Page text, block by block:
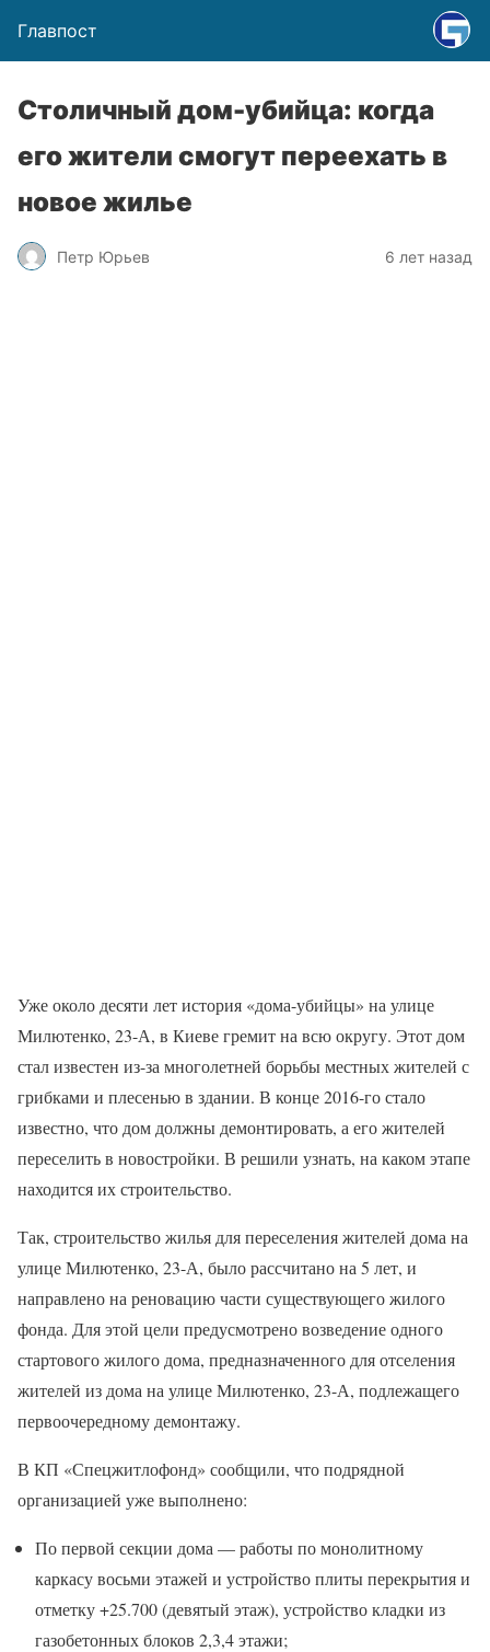
Главпост
Столичный дом-убийца: когда
его жители смогут переехать в
новое жилье
Петр Юрьев 6 лет назад
Уже около десяти лет история «дома-убийцы» на улице
Милютенко, 23-А, в Киеве гремит на всю округу. Этот дом
стал известен из-за многолетней борьбы местных жителей с
грибками и плесенью в здании. В конце 2016-го стало
известно, что дом должны демонтировать, а его жителей
переселить в новостройки. В решили узнать, на каком этапе
находится их строительство.
Так, строительство жилья для переселения жителей дома на
улице Милютенко, 23-А, было рассчитано на 5 лет, и
направлено на реновацию части существующего жилого
фонда. Для этой цели предусмотрено возведение одного
стартового жилого дома, предназначенного для отселения
жителей из дома на улице Милютенко, 23-А, подлежащего
первоочередному демонтажу.
В КП «Спецжитлофонд» сообщили, что подрядной
организацией уже выполнено:
По первой секции дома — работы по монолитному
каркасу восьми этажей и устройство плиты перекрытия и
отметку +25.700 (девятый этаж), устройство кладки из
газобетонных блоков 2,3,4 этажи;